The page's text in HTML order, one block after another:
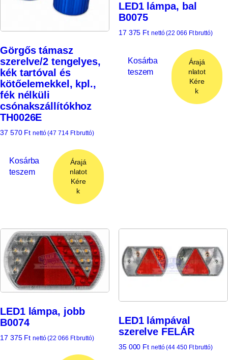
Görgős támasz
szerelve/2 tengelyes,
kék tartóval és
kötőelemekkel, kpl.,
fék nélküli
csónakszállítókhoz
TH0026E
37 570 Ft nettó (47 714 Ftbruttó)
Kosárba
teszem
Árajá
nlatot
Kére
k
LED1 lámpa, bal
B0075
17 375 Ft nettó (22 066 Ftbruttó)
Kosárba
teszem
Árajá
nlatot
Kére
k
LED1 lámpa, jobb
B0074
17 375 Ft nettó (22 066 Ftbruttó)
LED1 lámpával
szerelve FELÁR
35 000 Ft nettó (44 450 Ftbruttó)